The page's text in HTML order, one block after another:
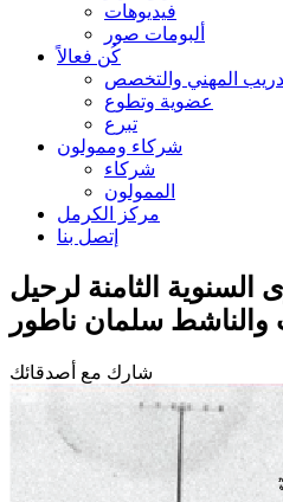
فيديوهات
ألبومات صور
كُن فعالاً
المهني والتخصص
عضوية وتطوع
تبرع
شركاء وممولون
شركاء
الممولون
مركز الكرمل
إتصل بنا
السنوية الثامنة لرحيل
شارك مع أصدقائك